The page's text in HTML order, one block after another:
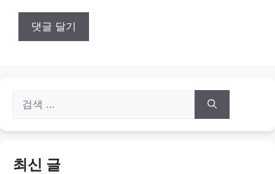
색:
최신 글